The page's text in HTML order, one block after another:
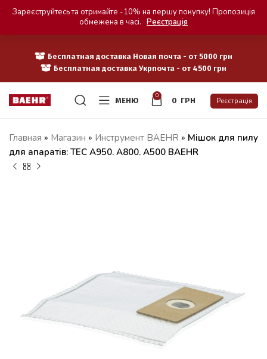
Бесплатная доставка Новая почта - от 5000 грн
Бесплатная доставка Укрпочта - от 4500 грн
МЕНЮ
0
0 ГРН Реєстрація
Главная » Магазин » Инструмент BAEHR » Мішок для пилу
для апаратів: ТЕС А950. А800. А500 BAEHR
Зареєструйтесь та отримайте -10% на першу покупку! Пропозиція
обмежена в часі. Реєстрація